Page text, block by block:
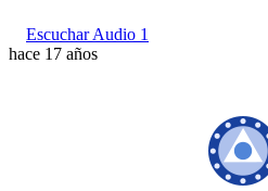
Escuchar Audio 1
hace 17 años